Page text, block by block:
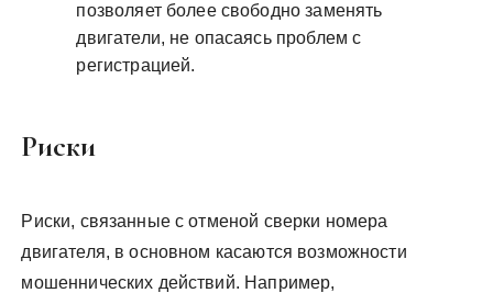
позволяет более свободно заменять
двигатели, не опасаясь проблем с
регистрацией.
Риски
Риски, связанные с отменой сверки номера
двигателя, в основном касаются возможности
мошеннических действий. Например,